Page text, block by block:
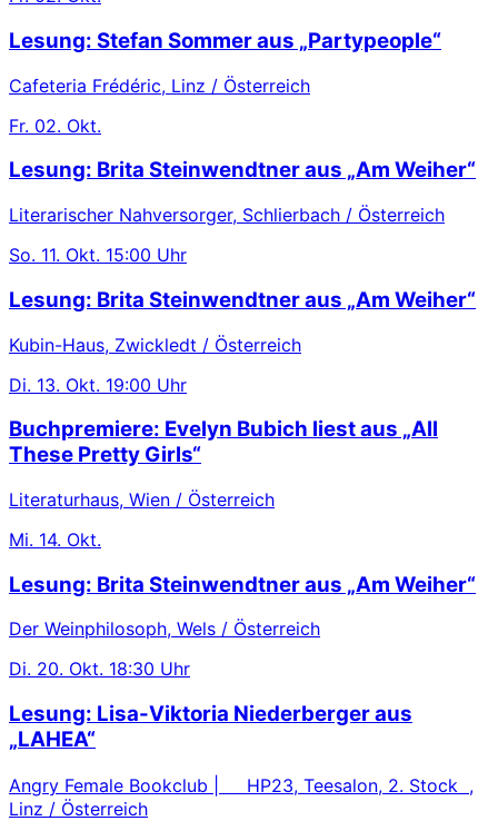
Lesung: Stefan Sommer aus „Partypeople“
Cafeteria Frédéric, Linz / Österreich
Fr. 02. Okt.
Lesung: Brita Steinwendtner aus „Am Weiher“
Literarischer Nahversorger, Schlierbach / Österreich
So. 11. Okt. 15:00 Uhr
Lesung: Brita Steinwendtner aus „Am Weiher“
Kubin-Haus, Zwickledt / Österreich
Di. 13. Okt. 19:00 Uhr
Buchpremiere: Evelyn Bubich liest aus „All
These Pretty Girls“
Literaturhaus, Wien / Österreich
Mi. 14. Okt.
Lesung: Brita Steinwendtner aus „Am Weiher“
Der Weinphilosoph, Wels / Österreich
Di. 20. Okt. 18:30 Uhr
Lesung: Lisa-Viktoria Niederberger aus
„LAHEA“
Angry Female Bookclub | HP23, Teesalon, 2. Stock ,
Linz / Österreich